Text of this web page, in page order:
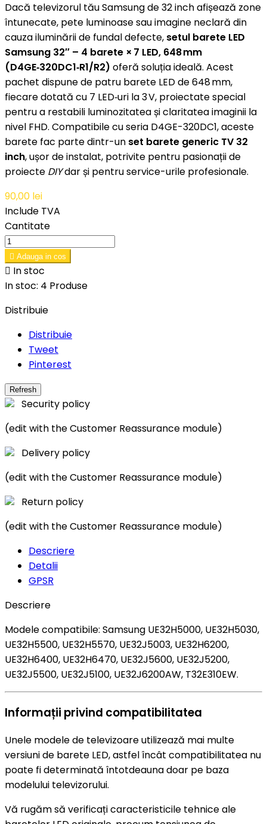
Dacă televizorul tău Samsung de 32 inch afișează zone
întunecate, pete luminoase sau imagine neclară din
cauza iluminării de fundal defecte, setul barete LED
Samsung 32″ – 4 barete × 7 LED, 648 mm
(D4GE‑320DC1‑R1/R2) oferă soluția ideală. Acest
pachet dispune de patru barete LED de 648 mm,
fiecare dotată cu 7 LED‑uri la 3 V, proiectate special
pentru a restabili luminozitatea și claritatea imaginii la
nivel FHD. Compatibile cu seria D4GE-320DC1, aceste
barete fac parte dintr-un set barete generic TV 32
inch, ușor de instalat, potrivite pentru pasionații de
proiecte DIYdar și pentru service-urile profesionale.
90,00 lei
Include TVA
Cantitate
 Adauga in cos
 In stoc
In stoc: 4 Produse
Distribuie
Distribuie
Tweet
Pinterest
Security policy
(edit with the Customer Reassurance module)
Delivery policy
(edit with the Customer Reassurance module)
Return policy
(edit with the Customer Reassurance module)
Descriere
Detalii
GPSR
Descriere
Modele compatibile: Samsung UE32H5000, UE32H5030,
UE32H5500, UE32H5570, UE32J5003, UE32H6200,
UE32H6400, UE32H6470, UE32J5600, UE32J5200,
UE32J5500, UE32J5100, UE32J6200AW, T32E310EW.
Informații privind compatibilitatea
Unele modele de televizoare utilizează mai multe
versiuni de barete LED, astfel încât compatibilitatea nu
poate fi determinată întotdeauna doar pe baza
modelului televizorului.
Vă rugăm să verificați caracteristicile tehnice ale